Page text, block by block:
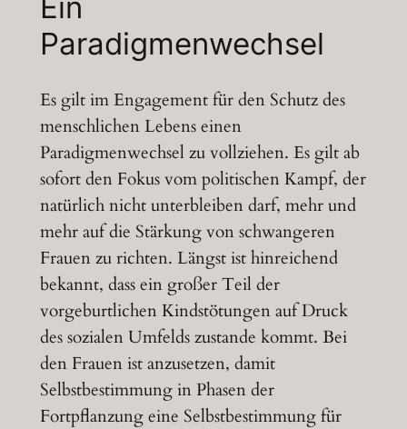
Ein
Paradigmenwechsel
Es gilt im Engagement für den Schutz des
menschlichen Lebens einen
Paradigmenwechsel zu vollziehen. Es gilt ab
sofort den Fokus vom politischen Kampf, der
natürlich nicht unterbleiben darf, mehr und
mehr auf die Stärkung von schwangeren
Frauen zu richten. Längst ist hinreichend
bekannt, dass ein großer Teil der
vorgeburtlichen Kindstötungen auf Druck
des sozialen Umfelds zustande kommt. Bei
den Frauen ist anzusetzen, damit
Selbstbestimmung in Phasen der
Fortpflanzung eine Selbstbestimmung für